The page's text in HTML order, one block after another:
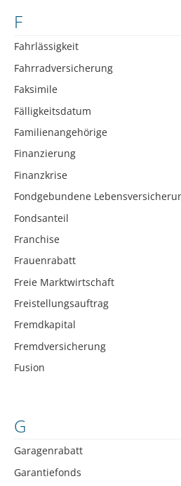
F
Fahrlässigkeit
Fahrradversicherung
Faksimile
Fälligkeitsdatum
Familienangehörige
Finanzierung
Finanzkrise
Fondgebundene
Fondsanteil
Franchise
Frauenrabatt
Freie Marktwirtschaft
Freistellungsauftrag
Fremdkapital
Fremdversicherung
Fusion
G
Garagenrabatt
Garantiefonds